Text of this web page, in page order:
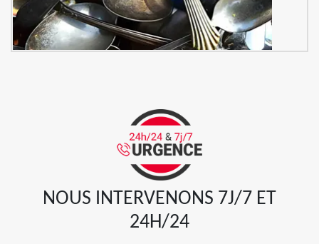
NOUS INTERVENONS 7J/7 ET
24H/24